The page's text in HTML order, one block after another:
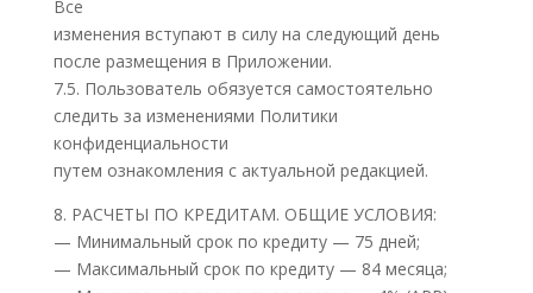
Все
изменения вступают в силу на следующий день
после размещения в Приложении.
7.5. Пользователь обязуется самостоятельно
следить за изменениями Политики
конфиденциальности
путем ознакомления с актуальной редакцией.
8. РАСЧЕТЫ ПО КРЕДИТАМ. ОБЩИЕ УСЛОВИЯ:
— Минимальный срок по кредиту — 75 дней;
— Максимальный срок по кредиту — 84 месяца;